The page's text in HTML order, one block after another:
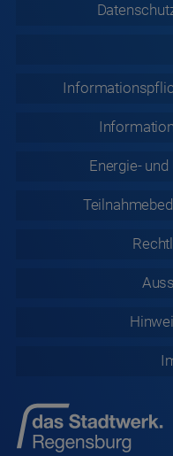
Energie-